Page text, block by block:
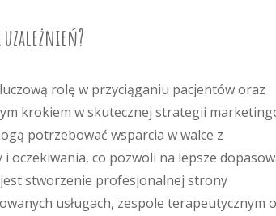
rolę w przyciąganiu pacjentów oraz
krokiem w skutecznej strategii
potrzebować wsparcia w walce z
oczekiwania, co pozwoli na lepsze
stworzenie profesjonalnej strony
usługach, zespole terapeutycznym